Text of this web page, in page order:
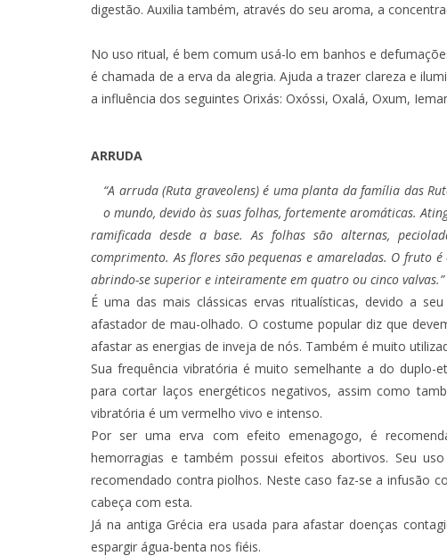
digestão. Auxilia também, através do seu aroma, a
No uso ritual, é bem comum usá-lo em banhos e
é chamada de a erva da alegria. Ajuda a trazer clareza e
a influência dos seguintes Orixás: Oxóssi, Oxalá, Oxum,
ARRUDA
“A arruda (Ruta graveolens) é uma planta da família das
o mundo, devido às suas folhas, fortemente aromáticas.
ramificada desde a base. As folhas são alternas,
comprimento. As flores são pequenas e amareladas. O fruto
abrindo-se superior e inteiramente em quatro ou cinco valvas.”
É uma das mais clássicas ervas ritualísticas, devido a
afastador de mau-olhado. O costume popular diz que
afastar as energias de inveja de nós. Também é muito
Sua frequência vibratória é muito semelhante a do duplo-
para cortar laços energéticos negativos, assim como
vibratória é um vermelho vivo e intenso.
Por ser uma erva com efeito emenagogo, é
hemorragias e também possui efeitos abortivos. Seu
recomendado contra piolhos. Neste caso faz-se a infusão
cabeça com esta.
Já na antiga Grécia era usada para afastar doenças
espargir água-benta nos fiéis.